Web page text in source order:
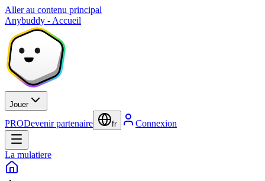
Aller au contenu principal
Anybuddy - Accueil
Jouer
PRODevenir partenaire fr Connexion
La mulatiere